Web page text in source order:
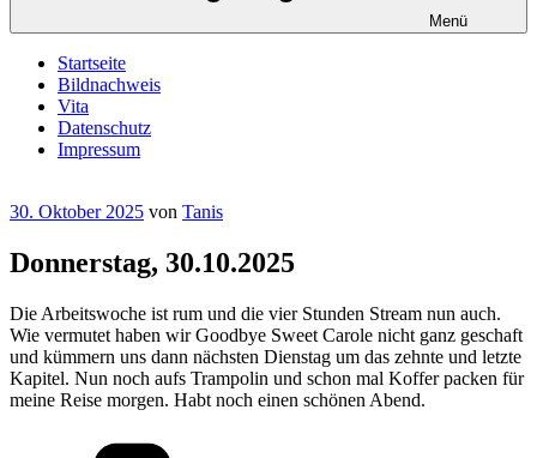
Menü
Startseite
Bildnachweis
Vita
Datenschutz
Impressum
Veröffentlicht
30. Oktober 2025 von Tanis
Donnerstag, 30.10.2025
Die Arbeitswoche ist rum und die vier Stunden Stream nun auch.
Wie vermutet haben wir Goodbye Sweet Carole nicht ganz geschaft
und kümmern uns dann nächsten Dienstag um das zehnte und letzte
Kapitel. Nun noch aufs Trampolin und schon mal Koffer packen für
meine Reise morgen. Habt noch einen schönen Abend.